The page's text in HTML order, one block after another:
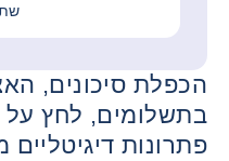
הכפלת סיכונים,
בתשלומים, לחץ על
פתרונות